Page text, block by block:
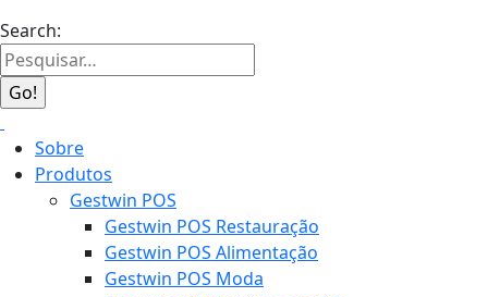
Search:
Sobre
Produtos
Gestwin POS
Gestwin POS Restauração
Gestwin POS Alimentação
Gestwin POS Moda